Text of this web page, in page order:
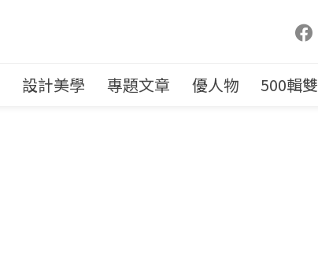
設計美學 專題文章 優人物 500輯